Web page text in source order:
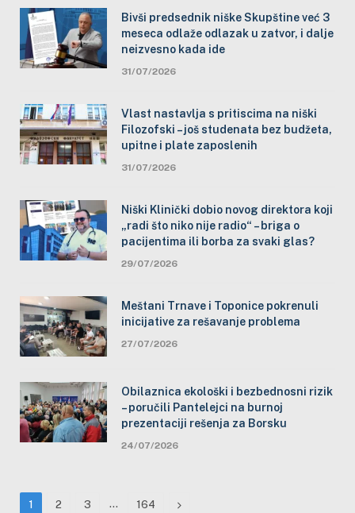
Bivši predsednik niške Skupštine već 3
meseca odlaže odlazak u zatvor, i dalje
neizvesno kada ide
31/07/2026
Vlast nastavlja s pritiscima na niški
Filozofski – još studenata bez budžeta,
upitne i plate zaposlenih
31/07/2026
Niški Klinički dobio novog direktora koji
„radi što niko nije radio“ – briga o
pacijentima ili borba za svaki glas?
29/07/2026
Meštani Trnave i Toponice pokrenuli
inicijative za rešavanje problema
27/07/2026
Obilaznica ekološki i bezbednosni rizik
– poručili Pantelejci na burnoj
prezentaciji rešenja za Borsku
24/07/2026
1 2 3 … 164 Next